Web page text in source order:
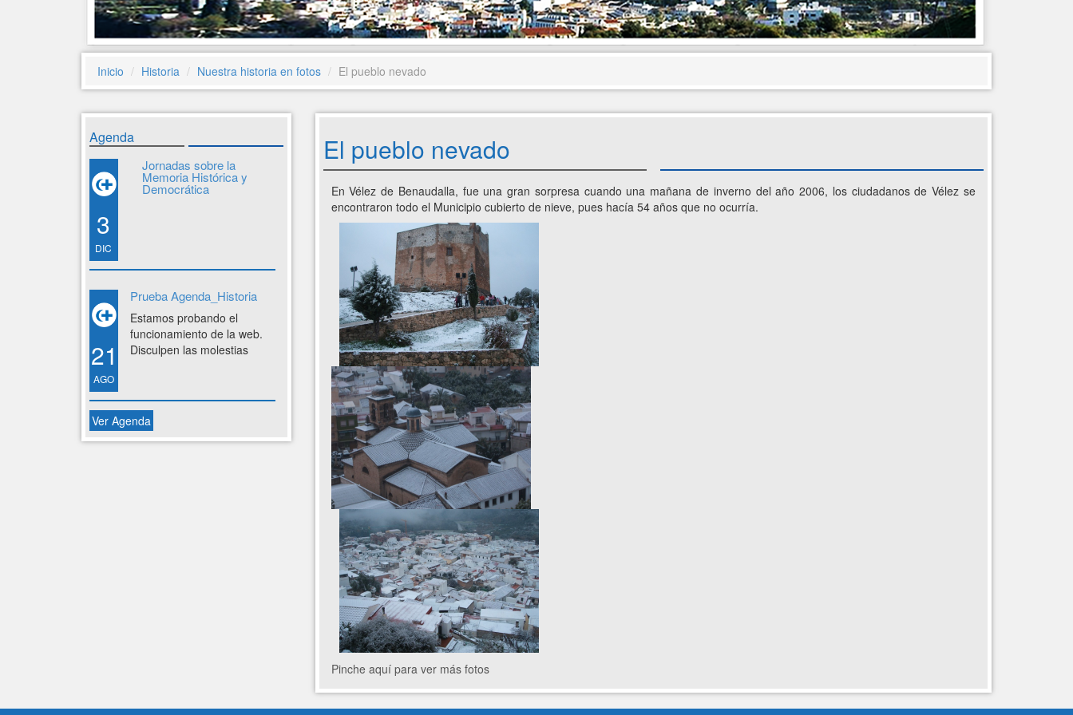
Inicio Historia Nuestra historia en fotos El pueblo nevado
Agenda
3
DIC
Jornadas sobre la
Memoria Histórica y
Democrática
21
AGO
Prueba Agenda_Historia
Estamos probando el
funcionamiento de la web.
Disculpen las molestias
Ver Agenda
El pueblo nevado
En Vélez de Benaudalla, fue una gran sorpresa cuando una mañana de inverno del año 2006, los ciudadanos de Vélez se
encontraron todo el Municipio cubierto de nieve, pues hacía 54 años que no ocurría.
Pinche aquí para ver más fotos